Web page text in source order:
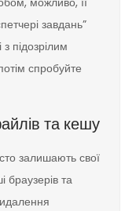
завдань”
підозрілим
спробуйте
та кешу
залишають свої
браузерів та